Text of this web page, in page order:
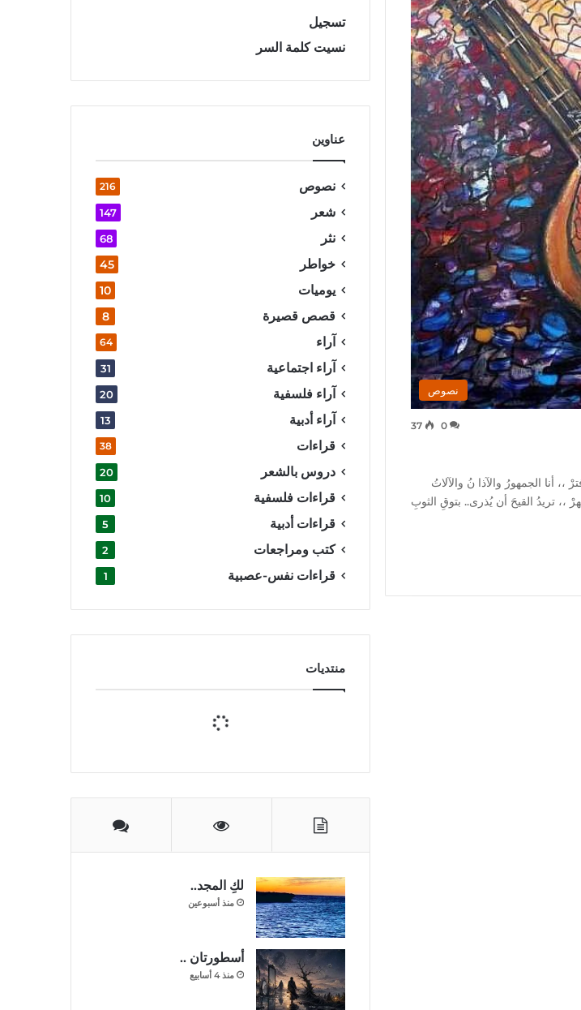
نصوص
0
37
الجمهورُ والآذا نُ والآلاتُ
،، تريدُ القيحَ أن يُذرى.. بتوقِ الثوبِ
تسجيل
نسيت كلمة السر
عناوين
نصوص 216
شعر 147
نثر 68
خواطر 45
يوميات 10
قصص قصيرة 8
آراء 64
آراء اجتماعية 31
آراء فلسفية 20
آراء أدبية 13
قراءات 38
دروس بالشعر 20
قراءات فلسفية 10
قراءات أدبية 5
كتب ومراجعات 2
قراءات نفس-عصبية 1
منتديات
لكِ المجد..
منذ أسبوعين
أسطورتان ..
منذ 4 أسابيع